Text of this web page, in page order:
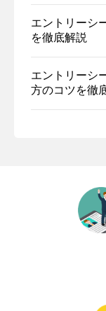
エントリーシ
を徹底解説
エントリーシ
方のコツを徹